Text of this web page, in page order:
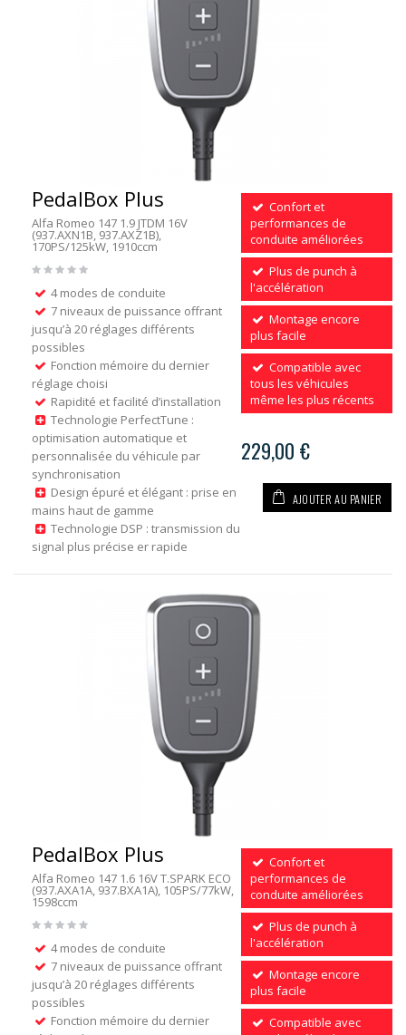
PedalBox Plus
Alfa Romeo 147 1.9 JTDM 16V
(937.AXN1B, 937.AXZ1B),
170PS/125kW, 1910ccm
4 modes de conduite
7 niveaux de puissance offrant
jusqu’à 20 réglages différents
possibles
Fonction mémoire du dernier
réglage choisi
Rapidité et facilité d’installation
Technologie PerfectTune :
optimisation automatique et
personnalisée du véhicule par
synchronisation
Design épuré et élégant : prise en
mains haut de gamme
Technologie DSP : transmission du
signal plus précise er rapide
Confort et
performances de
conduite améliorées
Plus de punch à
l'accélération
Montage encore
plus facile
Compatible avec
tous les véhicules
même les plus récents
229,00 €
AJOUTER AU PANIER
PedalBox Plus
Alfa Romeo 147 1.6 16V T.SPARK ECO
(937.AXA1A, 937.BXA1A), 105PS/77kW,
1598ccm
4 modes de conduite
7 niveaux de puissance offrant
jusqu’à 20 réglages différents
possibles
Fonction mémoire du dernier
Confort et
performances de
conduite améliorées
Plus de punch à
l'accélération
Montage encore
plus facile
Compatible avec